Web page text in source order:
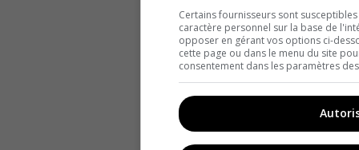
Certains fournisseurs sont
caractère personnel sur la base de
opposer en gérant vos options ci-
cette page ou dans le menu du site
consentement dans les paramètres